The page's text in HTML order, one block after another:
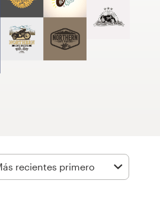
recientes primero